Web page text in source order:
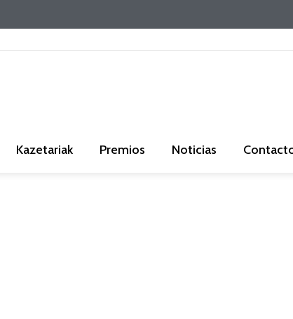
Kazetariak Premios Noticias